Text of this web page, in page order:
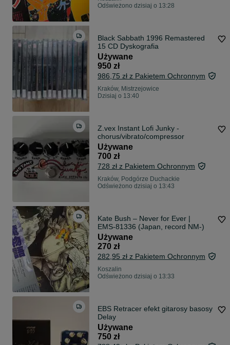
Odświeżono dzisiaj o 13:28
Black Sabbath 1996 Remastered
15 CD Dyskografia
Używane
950 zł
986,75 zł z Pakietem Ochronnym
Kraków, Mistrzejowice
Dzisiaj o 13:40
Z.vex Instant Lofi Junky -
chorus/vibrato/compressor
Używane
700 zł
728 zł z Pakietem Ochronnym
Kraków, Podgórze Duchackie
Odświeżono dzisiaj o 13:43
Kate Bush – Never for Ever |
EMS‑81336 (Japan, record NM‑)
Używane
270 zł
282,95 zł z Pakietem Ochronnym
Koszalin
Odświeżono dzisiaj o 13:33
EBS Retracer efekt gitarosy basosy
Delay
Używane
750 zł